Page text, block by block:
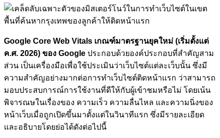
Google Core Web Vitals เกณฑ์มาตรฐานยุคใหม่ (เริ่มตั้งแต่
ค.ศ. 2026) ของ Google ประกอบด้วยองค์ประกอบที่สำคัญสาม
ส่วน เป็นเครื่องมือเพื่อใช้ประเมินว่าเว็บไซต์แต่ละเว็บนั้น ซึ่งมี
ความสำคัญอย่างมากต่อการทำเว็บไซต์ติดหน้าแรก ว่าสามารถ
มอบประสบการณ์การใช้งานที่ดีให้กับผู้เข้าชมหรือไม่ โดยเน้น
พิจารณษในเรื่องของ ความเร็ว ความลื่นไหล และความนิ่งของ
หน้าเว็บเมื่อถูกเปิดขึ้นมาตั้งแต่ในวินาทีแรก ซึ่งมีรายละเอียด
และอธิบายโดยย่อได้ดังต่อไปนี้